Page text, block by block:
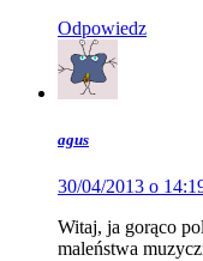
Odpowiedz
agus
30/04/2013 o
Witaj, ja gorąco
maleństwa